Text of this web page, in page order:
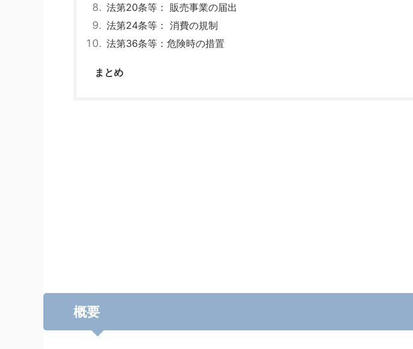
法第20条等： 販売事業の届出
法第24条等： 消費の規制
法第36条等：危険時の措置
まとめ
概要